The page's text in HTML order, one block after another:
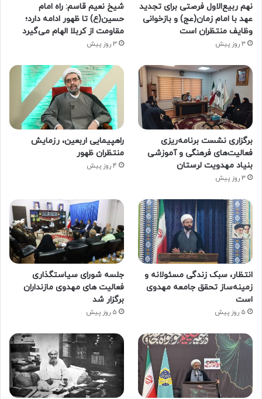
نهم ربیع‌الاول فرصتی برای تجدید
عهد با امام زمان(عج) و بازخوانی
وظایف منتظران است
3 روز پیش
شیخ نعیم قاسم: راه امام
حسین(ع) تا ظهور ادامه دارد؛
مقاومت از کربلا الهام می‌گیرد
3 روز پیش
برگزاری نشست برنامه‌ریزی
فعالیت‌های فرهنگی و آموزشی
بنیاد مهدویت لرستان
3 روز پیش
راهپیمایی اربعین، رزمایش
منتظران ظهور
4 روز پیش
انتظار، سبک زندگی مسئولانه و
زمینه‌ساز تحقق جامعه مهدوی
است
5 روز پیش
جلسه شورای سیاستگذاری
فعالیت های مهدوی مازنداران
برگزار شد
5 روز پیش